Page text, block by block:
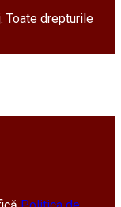
Toate drepturile